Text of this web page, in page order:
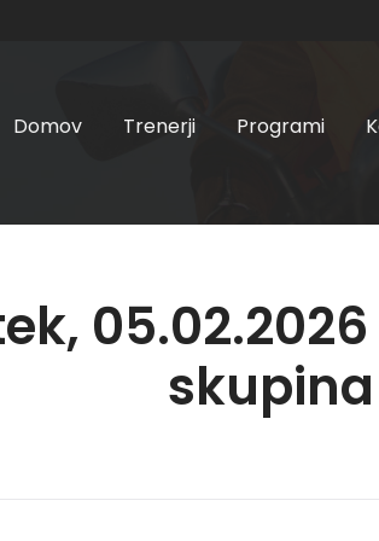
Domov Trenerji Programi
skupina